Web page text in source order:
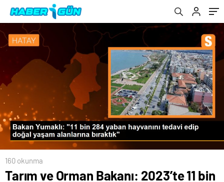
alanlarına bırakıldı
160 okunma
Tarım ve Orman Bakanı: 2023’te 11 bin